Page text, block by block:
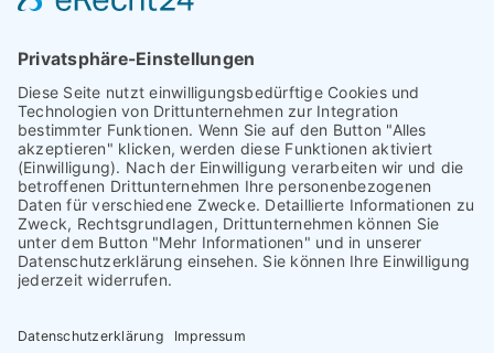
Antrag auf Erstattung von Auslagen
Interner L-S-Beschwerdezettel
Antrag auf Freistellung vom Unterricht
Antrag für selbstständigen Heimweg bei Unwohlsein
(ab Jg. 9)
Antrag 10GL Pausenregelung
Datenschutz-Information
IT-Nutzungsvereinbarung
Schülerbetriebspraktikum Jg. 8-10